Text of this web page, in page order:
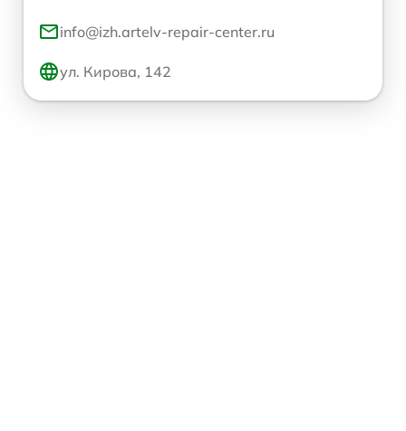
info@izh.artelv-repair-center.ru
ул. Кирова, 142